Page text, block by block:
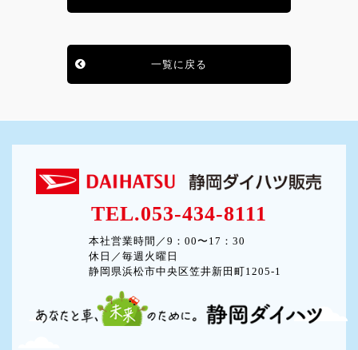
一覧に戻る
TEL.053-434-8111
本社営業時間／9：00〜17：30
休日／毎週火曜日
静岡県浜松市中央区笠井新田町1205-1